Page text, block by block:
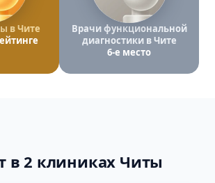
в Чите
Врачи функциональной
диагностики в Чите
6-е место
в 2 клиниках Читы